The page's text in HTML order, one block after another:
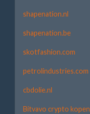
shapenation.nl
shapenation.be
skotfashion.com
petrolindustries.com
cbdolie.nl
Bitvavo crypto kopen